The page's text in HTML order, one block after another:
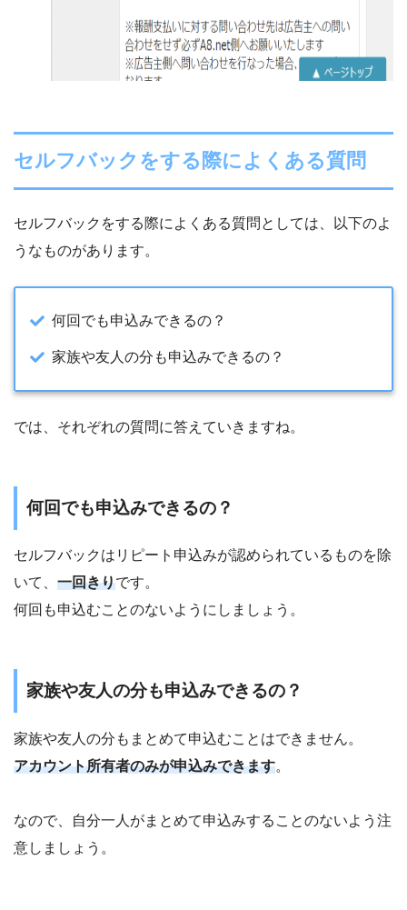
セルフバックをする際によくある質問
セルフバックをする際によくある質問としては、以下のよ
うなものがあります。
何回でも申込みできるの？
家族や友人の分も申込みできるの？
では、それぞれの質問に答えていきますね。
何回でも申込みできるの？
セルフバックはリピート申込みが認められているものを除
いて、 一回きりです。
何回も申込むことのないようにしましょう。
家族や友人の分も申込みできるの？
家族や友人の分もまとめて申込むことはできません。
アカウント所有者のみが申込みできます。
なので、自分一人がまとめて申込みすることのないよう注
意しましょう。